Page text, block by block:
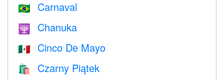
🇧🇷 Carnaval
🕎 Chanuka
🇲🇽 Cinco De Mayo
🛍 Czarny Piątek